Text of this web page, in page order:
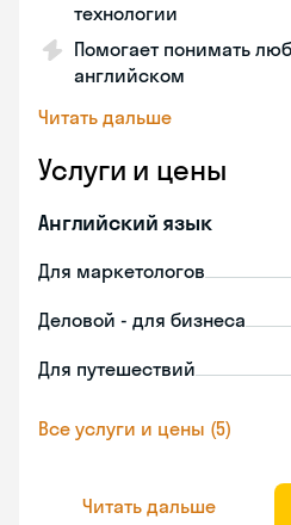
технологии
Помогает понимать
английском
Читать дальше
Услуги и цены
Английский язык
Для маркетологов
Деловой - для бизнеса
Для путешествий
Все услуги и цены (5)
Читать дальше